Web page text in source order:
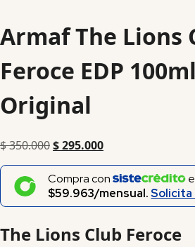
Armaf The Lions
Feroce EDP
Original
$350.000$295.000
Compra con
$59.963/mensual.Solicita
The Lions Club Feroce